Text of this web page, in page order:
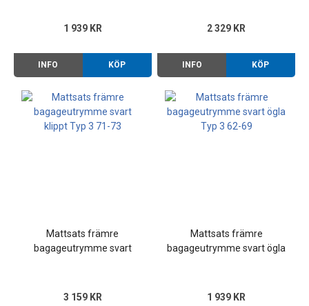
1 939 KR
INFO KÖP
2 329 KR
INFO KÖP
Mattsats främre
bagageutrymme svart
3 159 KR
Mattsats främre
bagageutrymme svart ögla
1 939 KR